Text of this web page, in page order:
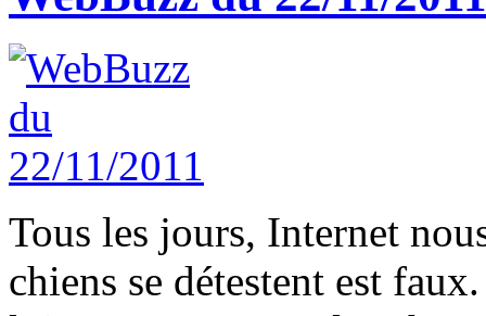
Tous les jours, Internet
chiens se détestent est